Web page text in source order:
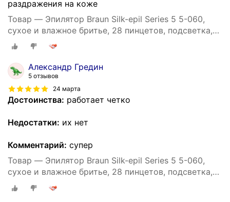
раздражения на коже
Товар — Эпилятор Braun Silk-epil Series 5 5-060,
сухое и влажное бритье, 28 пинцетов, подсветка,
40 минут автономной работы
Александр Гредин
5 отзывов
24 марта
Достоинства: работает четко
Недостатки: их нет
Комментарий: супер
Товар — Эпилятор Braun Silk-epil Series 5 5-060,
сухое и влажное бритье, 28 пинцетов, подсветка,
40 минут автономной работы